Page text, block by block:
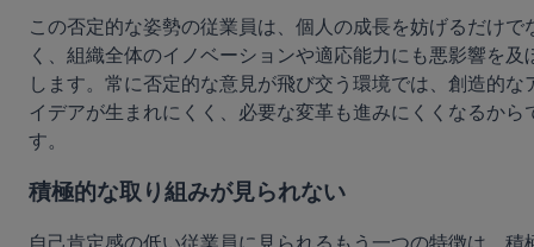
この否定的な姿勢の従業員は、個人の成長を妨げるだけで
く、組織全体のイノベーションや適応能力にも悪影響を及
します。常に否定的な意見が飛び交う環境では、創造的な
イデアが生まれにくく、必要な変革も進みにくくなるから
す。
積極的な取り組みが見られない
自己肯定感の低い従業員に見られるもう一つの特徴は、積